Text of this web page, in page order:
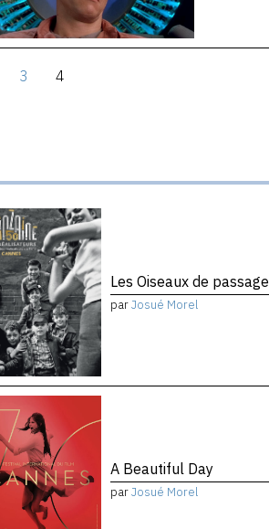
3 4
Les Oiseaux de passage
parJosué Morel
A Beautiful Day
parJosué Morel